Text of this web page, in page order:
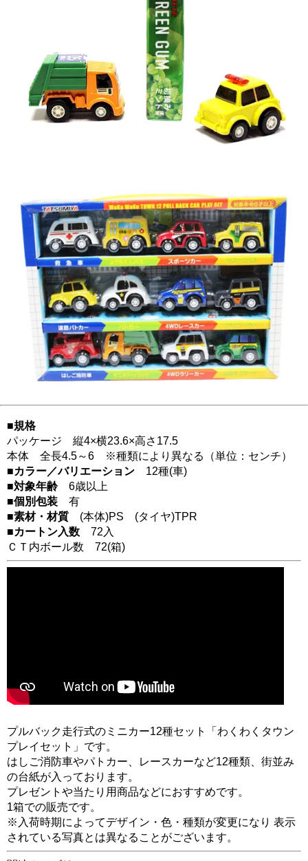
■規格
パッケージ 縦4×横23.6×高さ17.5
本体 全長4.5～6 ※種類により異なる（単位：センチ）
■カラー／バリエーション 12種(車)
■対象年齢 6歳以上
■個別包装 有
■素材・材質 (本体)PS (タイヤ)TPR
■カートン入数 72入
ＣＴ内ボール数 72(箱)
プルバック走行式のミニカー12種セット「わくわくタウン
プレイセット」です。
はしご消防車やパトカー、レースカーなど12種類、街並み
の台紙が入っております。
プレゼントや当たり用商品などにおすすめです。
1箱での販売です。
※入荷時期によってデザイン・色・種類が変更になり 表示
されている写真とは異なることがございます。